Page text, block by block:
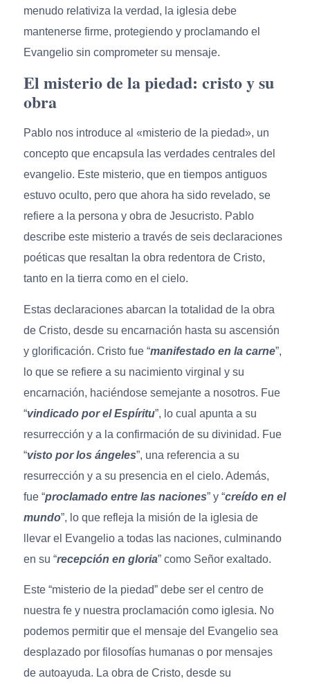
menudo relativiza la verdad, la iglesia debe
mantenerse firme, protegiendo y proclamando el
Evangelio sin comprometer su mensaje.
El misterio de la piedad: cristo y su
obra
Pablo nos introduce al «misterio de la piedad», un
concepto que encapsula las verdades centrales del
evangelio. Este misterio, que en tiempos antiguos
estuvo oculto, pero que ahora ha sido revelado, se
refiere a la persona y obra de Jesucristo. Pablo
describe este misterio a través de seis declaraciones
poéticas que resaltan la obra redentora de Cristo,
tanto en la tierra como en el cielo.
Estas declaraciones abarcan la totalidad de la obra
de Cristo, desde su encarnación hasta su ascensión
y glorificación. Cristo fue “manifestado en la carne”,
lo que se refiere a su nacimiento virginal y su
encarnación, haciéndose semejante a nosotros. Fue
“vindicado por el Espíritu”, lo cual apunta a su
resurrección y a la confirmación de su divinidad. Fue
“visto por los ángeles”, una referencia a su
resurrección y a su presencia en el cielo. Además,
fue “proclamado entre las naciones” y “creído en el
mundo”, lo que refleja la misión de la iglesia de
llevar el Evangelio a todas las naciones, culminando
en su “recepción en gloria” como Señor exaltado.
Este “misterio de la piedad” debe ser el centro de
nuestra fe y nuestra proclamación como iglesia. No
podemos permitir que el mensaje del Evangelio sea
desplazado por filosofías humanas o por mensajes
de autoayuda. La obra de Cristo, desde su